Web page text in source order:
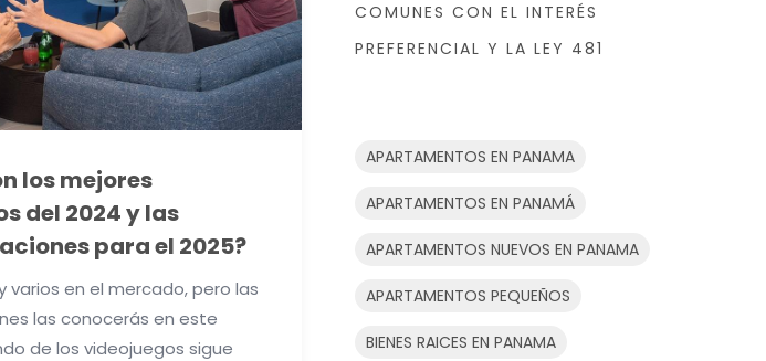
los mejores
del 2024 y las
para el 2025?
varios en el mercado, pero las
las conocerás en este
de los videojuegos sigue
COMUNES CON EL INTERÉS
PREFERENCIAL Y LA LEY 481
APARTAMENTOS EN PANAMA
APARTAMENTOS EN PANAMÁ
APARTAMENTOS NUEVOS EN PANAMA
APARTAMENTOS PEQUEÑOS
BIENES RAICES EN PANAMA